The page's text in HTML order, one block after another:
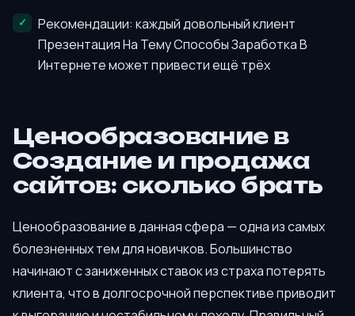
Рекомендации: каждый довольный клиент
Презентация На Тему Способы Заработка В
Интернете может привести ещё трёх
Ценообразование в
Создание и продажа
сайтов: сколько брать
Ценообразование в данная сфера — одна из самых
болезненных тем для новичков. Большинство
начинают с заниженных ставок из страха потерять
клиента, что в долгосрочной перспективе приводит